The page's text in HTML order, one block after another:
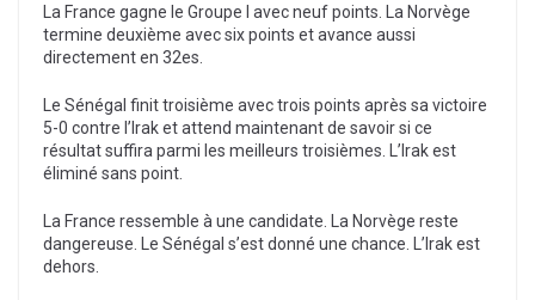
La France gagne le Groupe I avec neuf points. La Norvège
termine deuxième avec six points et avance aussi
directement en 32es.
Le Sénégal finit troisième avec trois points après sa victoire
5-0 contre l’Irak et attend maintenant de savoir si ce
résultat suffira parmi les meilleurs troisièmes. L’Irak est
éliminé sans point.
La France ressemble à une candidate. La Norvège reste
dangereuse. Le Sénégal s’est donné une chance. L’Irak est
dehors.